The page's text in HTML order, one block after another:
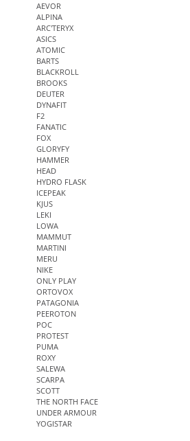
AEVOR
ALPINA
ARC'TERYX
ASICS
ATOMIC
BARTS
BLACKROLL
BROOKS
DEUTER
DYNAFIT
F2
FANATIC
FOX
GLORYFY
HAMMER
HEAD
HYDRO FLASK
ICEPEAK
KJUS
LEKI
LOWA
MAMMUT
MARTINI
MERU
NIKE
ONLY PLAY
ORTOVOX
PATAGONIA
PEEROTON
POC
PROTEST
PUMA
ROXY
SALEWA
SCARPA
SCOTT
THE NORTH FACE
UNDER ARMOUR
YOGISTAR